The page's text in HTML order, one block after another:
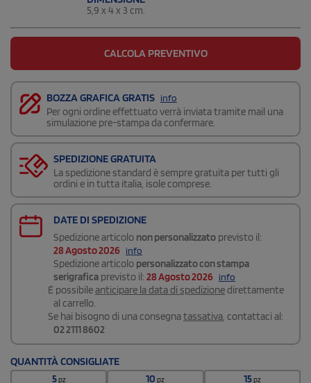
5,9 x 4 x 3 cm.
CALCOLA PREVENTIVO
BOZZA GRAFICA GRATIS info
Per ogni ordine effettuato verrà inviata tramite mail una
simulazione pre-stampa da confermare.
SPEDIZIONE GRATUITA
La spedizione standard è sempre gratuita per tutti gli
ordini e in tutta italia, isole comprese.
DATE DI SPEDIZIONE
Spedizione articolo non personalizzato previsto il:
28 Agosto 2026 info
Spedizione articolo personalizzato con stampa
serigrafica previsto il: 28 Agosto 2026 info
É possibileanticipare la data di spedizionedirettamente
al carrello.
Se hai bisogno di una consegnatassativa, contattaci al:
02 2111 8602
QUANTITÀ CONSIGLIATE
5pz
10pz
15pz